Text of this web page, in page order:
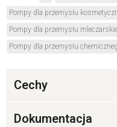
Pompy dla przemysłu
Pompy dla przemysłu
Pompy dla przemysłu
Cechy
Dokumentacja